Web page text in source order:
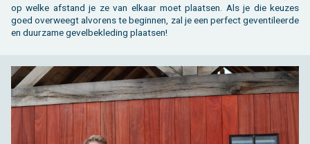
op welke af­stand je ze van el­kaar moet plaat­sen. Als je die keu­zes
goed over­weegt al­vo­rens te be­gin­nen, zal je een per­fect ge­ven­ti­leer­de
en duur­za­me ge­vel­be­kle­ding plaat­sen!